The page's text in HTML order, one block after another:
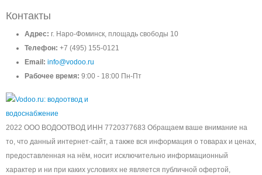
Контакты
Адрес: г. Наро-Фоминск, площадь свободы 10
Телефон: +7 (495) 155-0121
Email: info@vodoo.ru
Рабочее время: 9:00 - 18:00 Пн-Пт
2022 ООО ВОДООТВОД ИНН 7720377683 Обращаем ваше внимание на
то, что данный интернет-сайт, а также вся информация о товарах и ценах,
предоставленная на нём, носит исключительно информационный
характер и ни при каких условиях не является публичной офертой,